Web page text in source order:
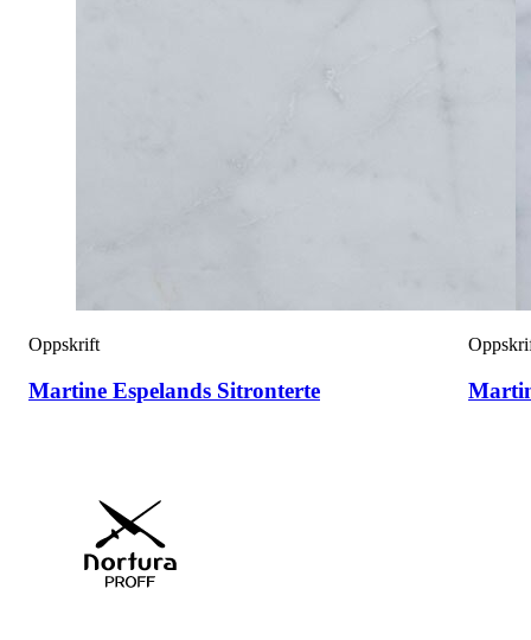
Oppskrift
Martine Espelands Sitronterte